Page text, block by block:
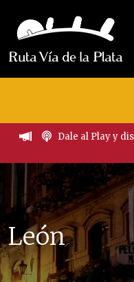
Dale al Play y
León